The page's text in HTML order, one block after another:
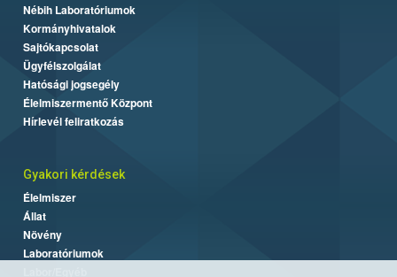
Nébih Laboratóriumok
Kormányhivatalok
Sajtókapcsolat
Ügyfélszolgálat
Hatósági jogsegély
Élelmiszermentő Központ
Hírlevél feliratkozás
Gyakori kérdések
Élelmiszer
Állat
Növény
Laboratóriumok